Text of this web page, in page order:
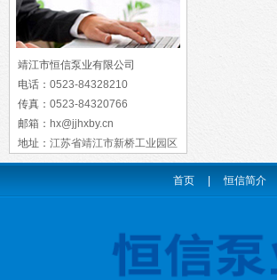
靖江市恒信泵业有限公司
电话： 0523-84328210
传真： 0523-84320766
邮箱： hx@jjhxby.cn
地址： 江苏省靖江市新桥工业园区
首页 恒信简介